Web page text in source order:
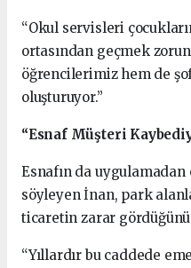
“Okul servisleri
ortasından geçmek
öğrencilerimiz hem de
oluşturuyor.”
“Esnaf Müşteri
Esnafın da
söyleyen İnan, park
ticaretin zarar
“Yıllardır bu caddede